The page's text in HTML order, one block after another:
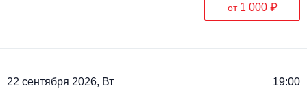
от 1 000 ₽
22 сентября 2026, Вт 19:00